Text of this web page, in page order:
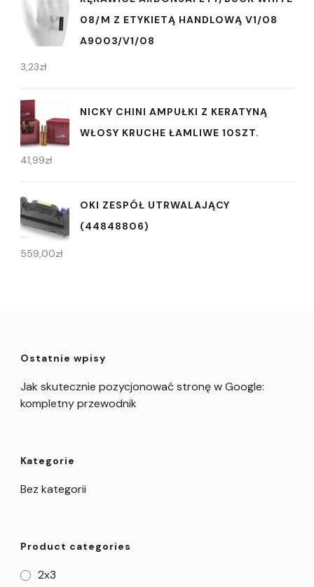
08/M Z ETYKIETĄ HANDLOWĄ V1/08
A9003/V1/08
3,23zł
NICKY CHINI AMPUŁKI Z KERATYNĄ
WŁOSY KRUCHE ŁAMLIWE 10SZT.
41,99zł
OKI ZESPÓŁ UTRWALAJĄCY
(44848806)
559,00zł
Ostatnie wpisy
Jak skutecznie pozycjonować stronę w Google:
kompletny przewodnik
Kategorie
Bez kategorii
Product categories
2x3